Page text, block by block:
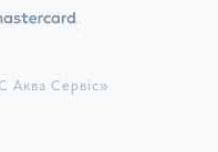
Сервіс»